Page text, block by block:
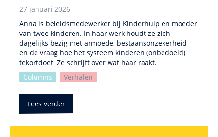
27 januari 2026
Anna is beleidsmedewerker bij Kinderhulp en moeder
van twee kinderen. In haar werk houdt ze zich
dagelijks bezig met armoede, bestaansonzekerheid
en de vraag hoe het systeem kinderen (onbedoeld)
tekortdoet. Ze schrijft over wat haar raakt.
Columns
Verhalen
Lees verder